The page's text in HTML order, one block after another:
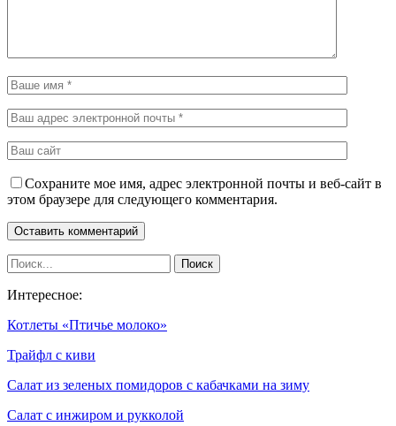
Сохраните мое имя, адрес электронной почты и веб-сайт в
этом браузере для следующего комментария.
Интересное:
Котлеты «Птичье молоко»
Трайфл с киви
Салат из зеленых помидоров с кабачками на зиму
Салат с инжиром и рукколой